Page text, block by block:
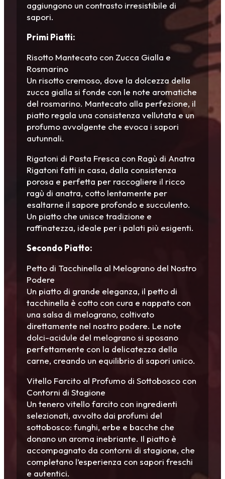
aggiungono un contrasto irresistibile di
sapori.
Primi Piatti:
Risotto Mantecato con Zucca Gialla e
Rosmarino
Un risotto cremoso, dove la dolcezza della
zucca gialla si fonde con le note aromatiche
del rosmarino. Mantecato alla perfezione, il
piatto regala una consistenza vellutata e un
profumo avvolgente che evoca i sapori
autunnali.
Rigatoni di Pasta Fresca con Ragù di Anatra
Rigatoni fatti in casa, dalla consistenza
porosa e perfetta per raccogliere il ricco
ragù di anatra, cotto lentamente per
esaltarne il sapore profondo e succulento.
Un piatto che unisce tradizione e
raffinatezza, ideale per i palati più esigenti.
Secondo Piatto:
Petto di Tacchinella al Melograno del Nostro
Podere
Un piatto di grande eleganza, il petto di
tacchinella è cotto con cura e nappato con
una salsa di melograno, coltivato
direttamente nel nostro podere. Le note
dolci-acidule del melograno si sposano
perfettamente con la delicatezza della
carne, creando un equilibrio di sapori unico.
Vitello Farcito al Profumo di Sottobosco con
Contorni di Stagione
Un tenero vitello farcito con ingredienti
selezionati, avvolto dai profumi del
sottobosco: funghi, erbe e bacche che
donano un aroma inebriante. Il piatto è
accompagnato da contorni di stagione, che
completano l’esperienza con sapori freschi
e autentici.